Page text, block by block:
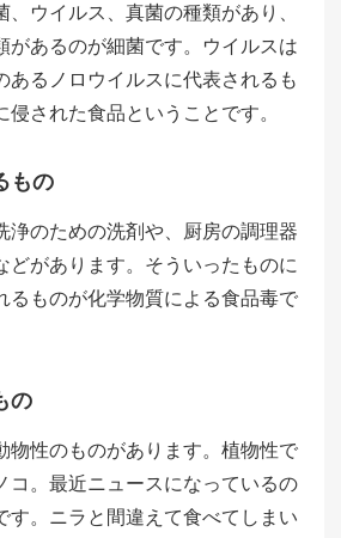
ウイルス、真菌の種類があり、
があるのが細菌です。ウイルスは
あるノロウイルスに代表されるも
された食品ということです。
もの
浄のための洗剤や、厨房の調理器
どがあります。そういったものに
るものが化学物質による食品毒で
の
物性のものがあります。植物性で
コ。最近ニュースになっているの
す。ニラと間違えて食べてしまい